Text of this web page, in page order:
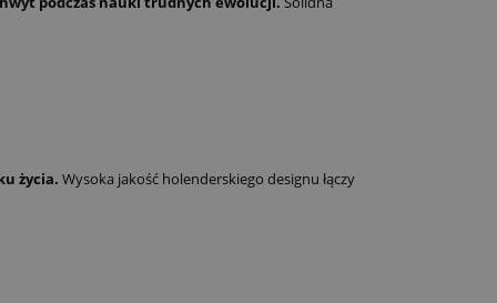
życia. Wysoka jakość holenderskiego designu łączy